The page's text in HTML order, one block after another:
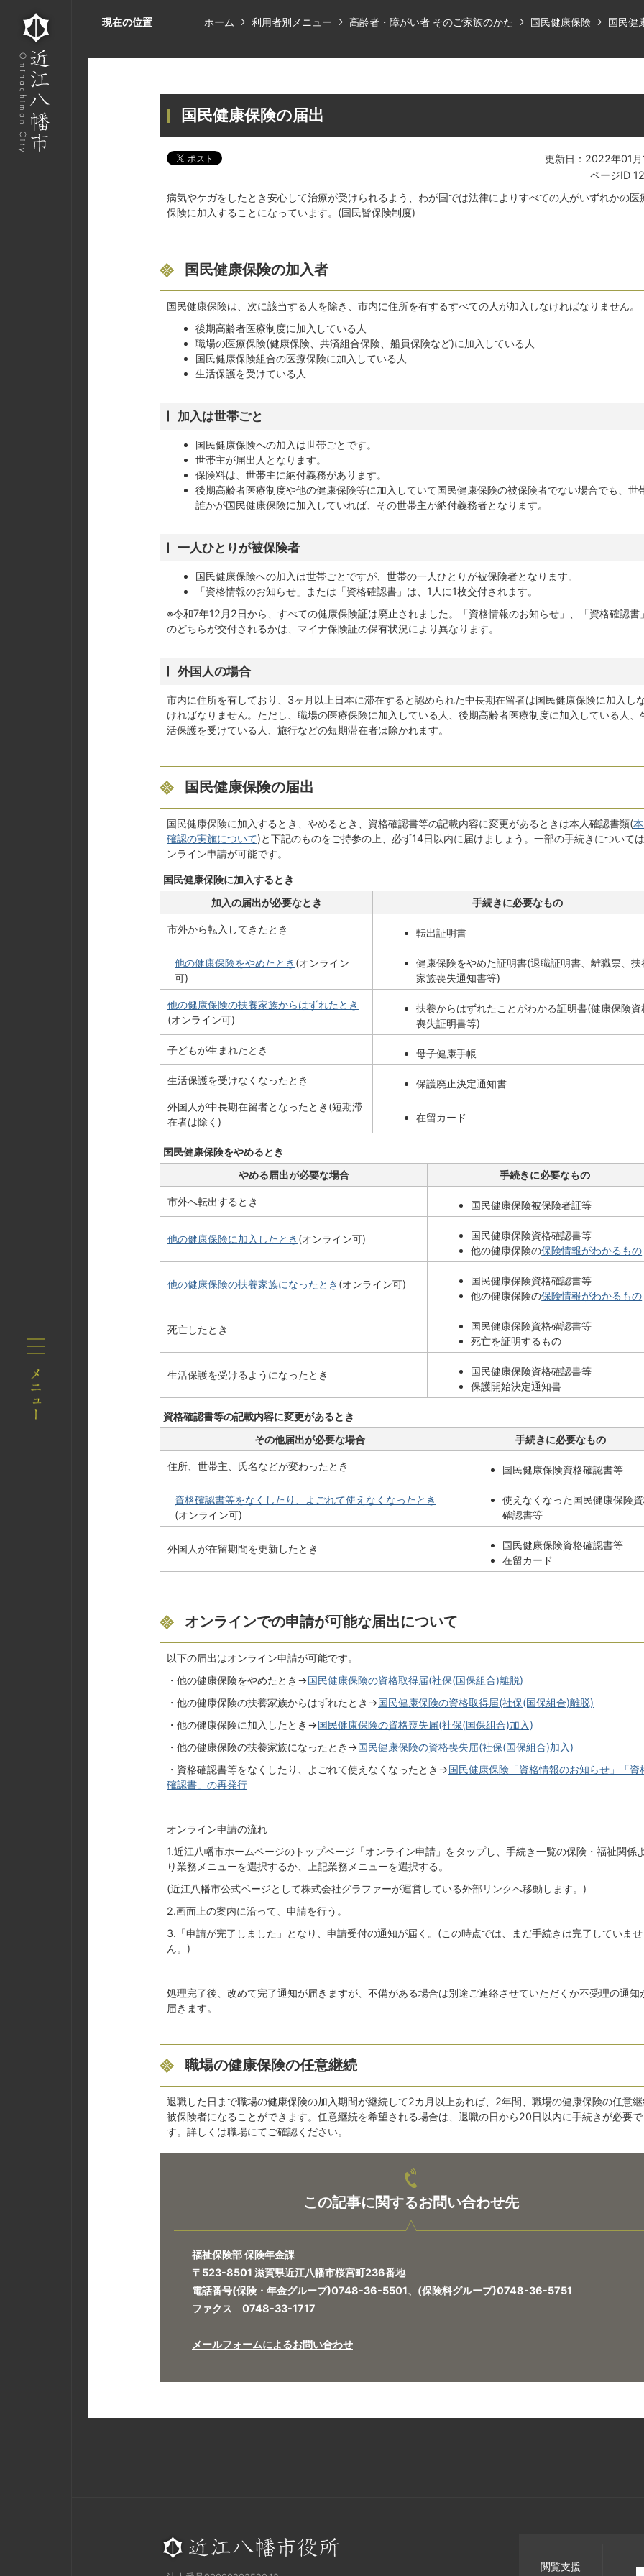
現在の位置 ホーム 利用者別メニュー 高齢者・障がい者 そのご家族のかた 国民健康保険 国民健
国民健康保険の届出
更新日：2022年01月
ページID
病気やケガをしたとき安心して治療が受けられるよう、わが国では法律によりすべての人がいずれかの医
保険に加入することになっています。(国民皆保険制度)
国民健康保険の加入者
国民健康保険は、次に該当する人を除き、市内に住所を有するすべての人が加入しなければなりません。
後期高齢者医療制度に加入している人
職場の医療保険(健康保険、共済組合保険、船員保険など)に加入している人
国民健康保険組合の医療保険に加入している人
生活保護を受けている人
加入は世帯ごと
国民健康保険への加入は世帯ごとです。
世帯主が届出人となります。
保険料は、世帯主に納付義務があります。
後期高齢者医療制度や他の健康保険等に加入していて国民健康保険の被保険者でない場合でも、世
誰かが国民健康保険に加入していれば、その世帯主が納付義務者となります。
一人ひとりが被保険者
国民健康保険への加入は世帯ごとですが、世帯の一人ひとりが被保険者となります。
「資格情報のお知らせ」または「資格確認書」は、1人に1枚交付されます。
※令和7年12月2日から、すべての健康保険証は廃止されました。「資格情報のお知らせ」、「資格確認書
のどちらが交付されるかは、マイナ保険証の保有状況により異なります。
外国人の場合
市内に住所を有しており、3ヶ月以上日本に滞在すると認められた中長期在留者は国民健康保険に加入し
ければなりません。ただし、職場の医療保険に加入している人、後期高齢者医療制度に加入している人、
活保護を受けている人、旅行などの短期滞在者は除かれます。
国民健康保険の届出
国民健康保険に加入するとき、やめるとき、資格確認書等の記載内容に変更があるときは本人確認書類(
確認の実施について)と下記のものをご持参の上、必ず14日以内に届けましょう。一部の手続きについて
ンライン申請が可能です。
国民健康保険に加入するとき
加入の届出が必要なとき
手続きに必要なもの
市外から転入してきたとき 転出証明書
他の健康保険をやめたとき (オンライン
可)
健康保険をやめた証明書(退職証明書、離職票、扶
家族喪失通知書等)
他の健康保険の扶養家族からはずれたとき
(オンライン可)
扶養からはずれたことがわかる証明書(健康保険資
喪失証明書等)
子どもが生まれたとき 母子健康手帳
生活保護を受けなくなったとき
保護廃止決定通知書
外国人が中長期在留者となったとき(短期滞
在者は除く)
在留カード
国民健康保険をやめるとき
やめる届出が必要な場合
手続きに必要なもの
市外へ転出するとき 国民健康保険被保険者証等
他の健康保険に加入したとき (オンライン可)
国民健康保険資格確認書等
他の健康保険の保険情報がわかるもの
他の健康保険の扶養家族になったとき (オンライン可)
国民健康保険資格確認書等
他の健康保険の保険情報がわかるもの
死亡したとき
国民健康保険資格確認書等
死亡を証明するもの
生活保護を受けるようになったとき
国民健康保険資格確認書等
保護開始決定通知書
資格確認書等の記載内容に変更があるとき
その他届出が必要な場合
手続きに必要なもの
住所、世帯主、氏名などが変わったとき 国民健康保険資格確認書等
資格確認書等をなくしたり、よごれて使えなくなったとき
(オンライン可)
使えなくなった国民健康保険
確認書等
外国人が在留期間を更新したとき
国民健康保険資格確認書等
在留カード
オンラインでの申請が可能な届出について
以下の届出はオンライン申請が可能です。
・他の健康保険をやめたとき→国民健康保険の資格取得届(社保(国保組合)離脱)
・他の健康保険の扶養家族からはずれたとき→国民健康保険の資格取得届(社保(国保組合)離脱)
・他の健康保険に加入したとき→国民健康保険の資格喪失届(社保(国保組合)加入)
・他の健康保険の扶養家族になったとき→国民健康保険の資格喪失届(社保(国保組合)加入)
・資格確認書等をなくしたり、よごれて使えなくなったとき→国民健康保険「資格情報のお知らせ」「資
確認書」の再発行
オンライン申請の流れ
1.近江八幡市ホームページのトップページ「オンライン申請」をタップし、手続き一覧の保険・福祉関係
り業務メニューを選択するか、上記業務メニューを選択する。
(近江八幡市公式ページとして株式会社グラファーが運営している外部リンクへ移動します。)
2.画面上の案内に沿って、申請を行う。
3.「申請が完了しました」となり、申請受付の通知が届く。(この時点では、まだ手続きは完了していませ
ん。)
処理完了後、改めて完了通知が届きますが、不備がある場合は別途ご連絡させていただくか不受理の通知
届きます。
職場の健康保険の任意継続
退職した日まで職場の健康保険の加入期間が継続して2カ月以上あれば、2年間、職場の健康保険の任意
被保険者になることができます。任意継続を希望される場合は、退職の日から20日以内に手続きが必要で
す。詳しくは職場にてご確認ください。
この記事に関するお問い合わせ先
福祉保険部 保険年金課
〒523-8501 滋賀県近江八幡市桜宮町236番地
電話番号(保険・年金グループ)0748-36-5501、(保険料グループ)0748-36-5751
ファクス 0748-33-1717
メールフォームによるお問い合わせ
閲覧支援